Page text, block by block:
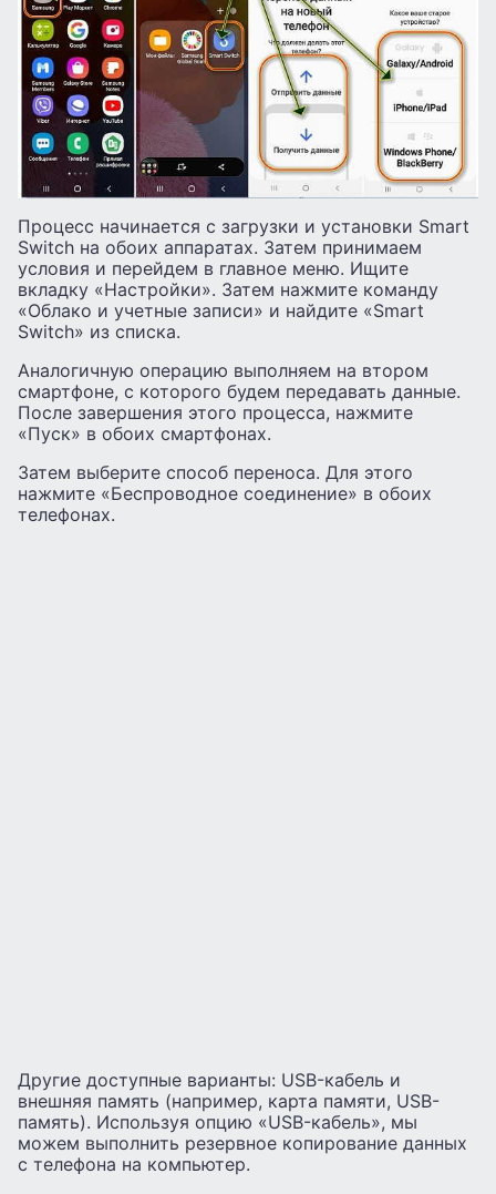
Процесс начинается с загрузки и установки Smart
Switch на обоих аппаратах. Затем принимаем
условия и перейдем в главное меню. Ищите
вкладку «Настройки». Затем нажмите команду
«Облако и учетные записи» и найдите «Smart
Switch» из списка.
Аналогичную операцию выполняем на втором
смартфоне, с которого будем передавать данные.
После завершения этого процесса, нажмите
«Пуск» в обоих смартфонах.
Затем выберите способ переноса. Для этого
нажмите «Беспроводное соединение» в обоих
телефонах.
Другие доступные варианты: USB-кабель и
внешняя память (например, карта памяти, USB-
память). Используя опцию «USB-кабель», мы
можем выполнить резервное копирование данных
с телефона на компьютер.